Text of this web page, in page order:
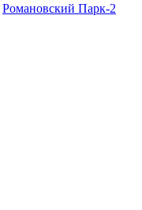
Романовский Парк-2